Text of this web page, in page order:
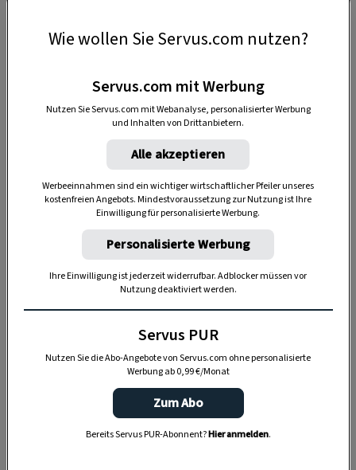
DAS KÖNNTE SIE AUCH INTERESSIEREN
Wie wollen Sie Servus.com nutzen?
Servus.com mit Werbung
Nutzen Sie Servus.com mit Webanalyse, personalisierter Werbung
und Inhalten von Drittanbietern.
Alle akzeptieren
Werbeeinnahmen sind ein wichtiger wirtschaftlicher Pfeiler unseres
kostenfreien Angebots. Mindestvoraussetzung zur Nutzung ist Ihre
Einwilligung für personalisierte Werbung.
Personalisierte Werbung
Ihre Einwilligung ist jederzeit widerrufbar. Adblocker müssen vor
Nutzung deaktiviert werden.
Servus PUR
Nutzen Sie die Abo-Angebote von Servus.com ohne personalisierte
Werbung ab 0,99 €/Monat
Zum Abo
Bereits Servus PUR-Abonnent?Hier anmelden.